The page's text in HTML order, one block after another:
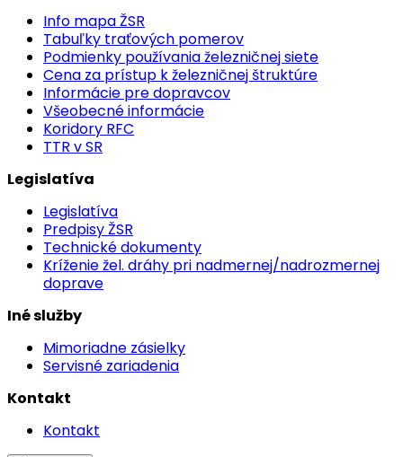
Info mapa ŽSR
Tabuľky traťových pomerov
Podmienky používania železničnej siete
Cena za prístup k železničnej štruktúre
Informácie pre dopravcov
Všeobecné informácie
Koridory RFC
TTR v SR
Legislatíva
Legislatíva
Predpisy ŽSR
Technické dokumenty
Kríženie žel. dráhy pri nadmernej/nadrozmernej
doprave
Iné služby
Mimoriadne zásielky
Servisné zariadenia
Kontakt
Kontakt